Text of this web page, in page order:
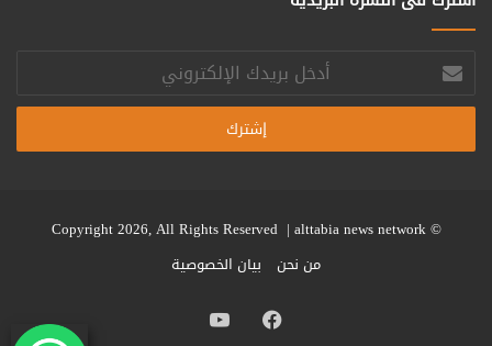
أدخل
بريدك
الإلكتروني
© Copyright 2026, All Rights Reserved |
alttabia news network
من نحن
بيان الخصوصية
فيسبوك